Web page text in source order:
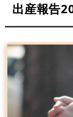
出産報告